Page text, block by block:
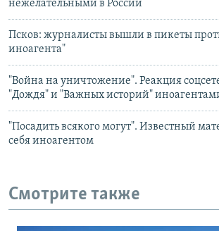
нежелательными в России
Псков: журналисты вышли в пикеты
иноагента"
"Война на уничтожение". Реакция
"Дождя" и "Важных историй"
"Посадить всякого могут". Известный
себя иноагентом
Смотрите также